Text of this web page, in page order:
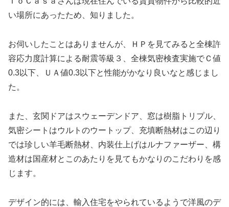
い場所にあったため、知りました。
お伺いしたことはありませんが、ＨＰを見てみると全棟許
容応力度計算による耐震等級３、全棟気密検査実施でＣ値
0.3以下、ＵＡ値0.3以下と性能がかなり良いなと感じまし
た。
また、玄関ドアはスウェーデンドア、窓は樹脂トリプル、
気密シートはウルトのウートップ、充填断熱材はこの辺り
では珍しい羊毛断熱材、内装仕上げはルナファーザー、構
造材は国産材とこのあたりを見てもかなりのこだわりを感
じます。
デザイン的には、輸入住宅をやられているようで洋風のデ